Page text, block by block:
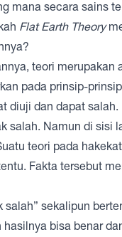
mana secara sains
Flat Earth Theory
teori
pada prinsip-
diuji dan dapat
salah. Namun di sisi
teori pada
Fakta tersebut
salah” sekalipun
bisa benar